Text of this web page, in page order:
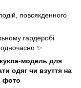
повсякденного
гардеробі
✨
модель для
одяг чи взуття на
фото